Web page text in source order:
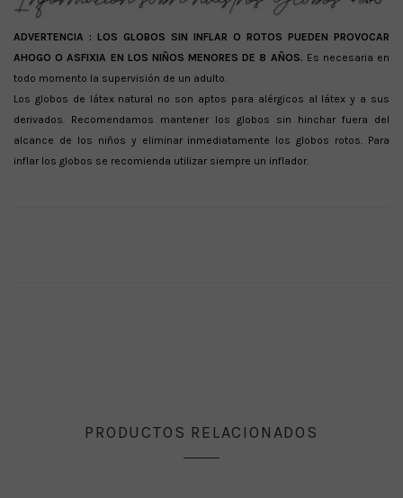
ADVERTENCIA : LOS GLOBOS SIN INFLAR O ROTOS PUEDEN PROVOCAR
AHOGO O ASFIXIA EN LOS NIÑOS MENORES DE 8 AÑOS. Es necesaria en
todo momento la supervisión de un adulto.
Los globos de látex natural no son aptos para alérgicos al látex y a sus
derivados. Recomendamos mantener los globos sin hinchar fuera del
alcance de los niños y eliminar inmediatamente los globos rotos. Para
inflar los globos se recomienda utilizar siempre un inflador.
PRODUCTOS RELACIONADOS